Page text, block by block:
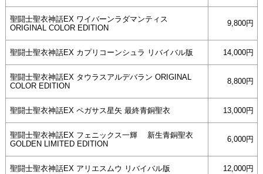
聖闘士聖衣神話EX ワイバーンラダマンティス
ORIGINAL COLOR EDITION
9,800円
聖闘士聖衣神話EX カプリコーンシュラ リバイバル版 14,000円
聖闘士聖衣神話EX タウラスアルデバラン ORIGINAL
COLOR EDITION
8,800円
聖闘士聖衣神話EX ペガサス星矢 最終青銅聖衣 13,000円
聖闘士聖衣神話EX フェニックス一輝 新生青銅聖衣
GOLDEN LIMITED EDITION
6,000円
聖闘士聖衣神話EX アリエスムウ リバイバル版 12,000円